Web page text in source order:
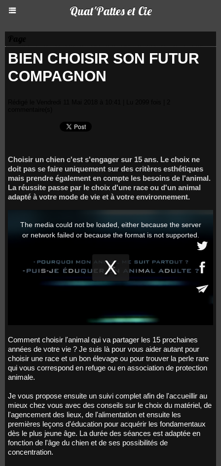
Quat'Pattes et Cie
BIEN CHOISIR SON FUTUR
COMPAGNON
Choisir un chien c'est s'engager sur 15 ans. Le choix ne
doit pas se faire uniquement sur des critères esthétiques
mais prendre également en compte les besoins de l'animal.
La réussite passe par le choix d'une race ou d'un animal
adapté à votre mode de vie et à votre environnement.
Comment choisir l'animal qui va partager les 15 prochaines
années de votre vie ? Je suis là pour vous aider autant pour
choisir une race et un bon élevage ou pour trouver la perle rare
qui vous correspond en refuge ou en association de protection
animale.
Je vous propose ensuite un suivi complet afin de l'accueillir au
mieux chez vous avec des conseils sur le choix du matériel, de
l'agencement des lieux, de l'alimentation et ensuite les
premières leçons d'éducation pour acquérir les fondamentaux
dès le plus jeune âge. La durée des séances est adaptée en
fonction de l'âge du chien et de ses possibilités de
concentration.